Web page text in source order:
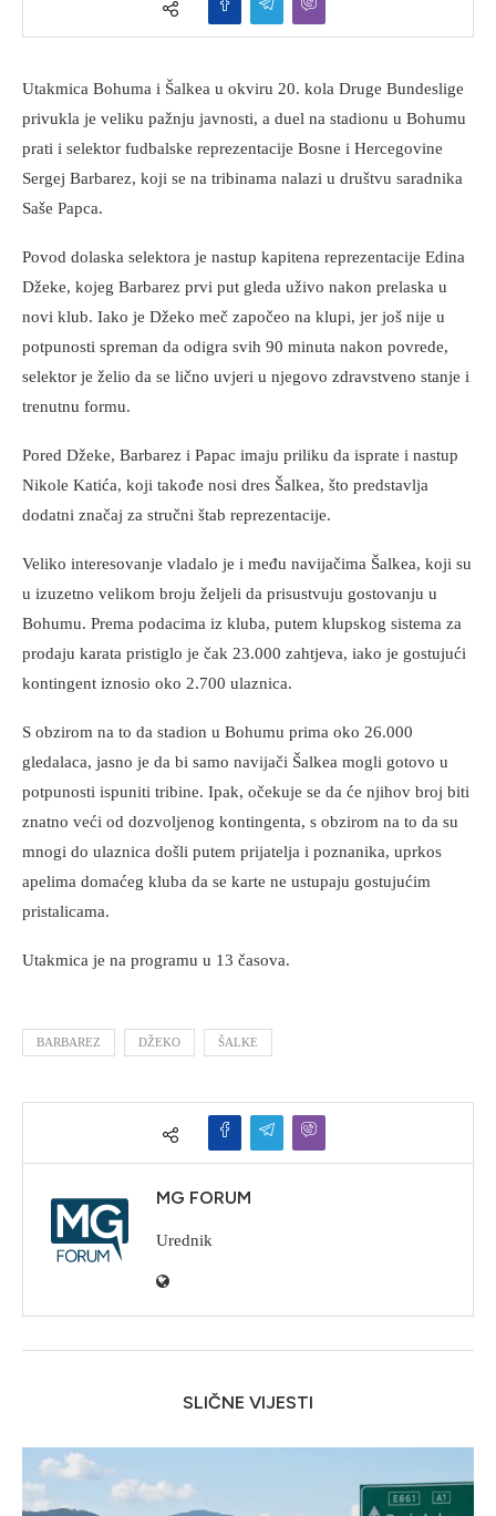
Utakmica Bohuma i Šalkea u okviru 20. kola Druge Bundeslige
privukla je veliku pažnju javnosti, a duel na stadionu u Bohumu
prati i selektor fudbalske reprezentacije Bosne i Hercegovine
Sergej Barbarez, koji se na tribinama nalazi u društvu saradnika
Saše Papca.
Povod dolaska selektora je nastup kapitena reprezentacije Edina
Džeke, kojeg Barbarez prvi put gleda uživo nakon prelaska u
novi klub. Iako je Džeko meč započeo na klupi, jer još nije u
potpunosti spreman da odigra svih 90 minuta nakon povrede,
selektor je želio da se lično uvjeri u njegovo zdravstveno stanje i
trenutnu formu.
Pored Džeke, Barbarez i Papac imaju priliku da isprate i nastup
Nikole Katića, koji takođe nosi dres Šalkea, što predstavlja
dodatni značaj za stručni štab reprezentacije.
Veliko interesovanje vladalo je i među navijačima Šalkea, koji su
u izuzetno velikom broju željeli da prisustvuju gostovanju u
Bohumu. Prema podacima iz kluba, putem klupskog sistema za
prodaju karata pristiglo je čak 23.000 zahtjeva, iako je gostujući
kontingent iznosio oko 2.700 ulaznica.
S obzirom na to da stadion u Bohumu prima oko 26.000
gledalaca, jasno je da bi samo navijači Šalkea mogli gotovo u
potpunosti ispuniti tribine. Ipak, očekuje se da će njihov broj biti
znatno veći od dozvoljenog kontingenta, s obzirom na to da su
mnogi do ulaznica došli putem prijatelja i poznanika, uprkos
apelima domaćeg kluba da se karte ne ustupaju gostujućim
pristalicama.
Utakmica je na programu u 13 časova.
BARBAREZ DŽEKO ŠALKE
MG FORUM
Urednik
SLIČNE VIJESTI